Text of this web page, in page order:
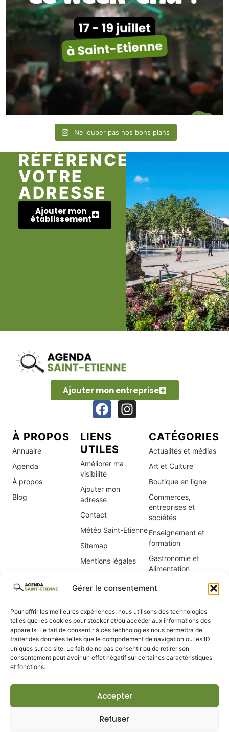
Gérer le consentement
Pour offrir les meilleures expériences, nous utilisons des technologies
telles que les cookies pour stocker et/ou accéder aux informations des
appareils. Le fait de consentir à ces technologies nous permettra de
traiter des données telles que le comportement de navigation ou les ID
uniques sur ce site. Le fait de ne pas consentir ou de retirer son
consentement peut avoir un effet négatif sur certaines caractéristiques
et fonctions.
Accepter
Refuser
Ne louper pas nos bons plans
RÉFÉRENCEZ
VOTRE
ADRESSE
Ajouter mon
établissement
Ajouter mon entreprise
À PROPOS
Annuaire
Agenda
À propos
Blog
LIENS
UTILES
Améliorer ma
visibilité
Ajouter mon
adresse
Contact
Météo Saint-Etienne
Sitemap
Mentions légales
(UE)
CATÉGORIES
Actualités et médias
Art et Culture
Boutique en ligne
Commerces,
entreprises et
sociétés
Enseignement et
formation
Gastronomie et
Alimentation
Immobilier, location
Informatique Saint-
Étienne
Internet et
webmaster
Maison et jardin
Sports et loisirs